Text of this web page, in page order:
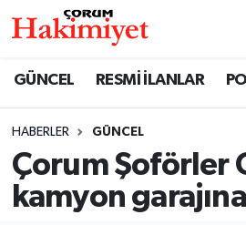
GÜNCEL RESMİ İLANLAR
HABERLER GÜNCEL
Çorum Şoförler
kamyon
SAĞLIK
ASAYİŞ
Nöbetçi Eczaneler
Çorum Namaz Vakitleri
Trafik Durumu